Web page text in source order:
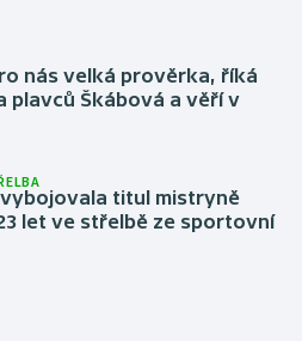
nás velká prověrka, říká
plavců Škábová a věří v
titul mistryně
let ve střelbě ze sportovní